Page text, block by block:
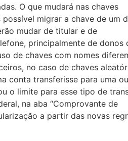
O que mudará nas chaves
migrar a chave de um
mudar de titular e de
principalmente de donos
de chaves com nomes
no caso de chaves
conta transferisse para uma
o limite para esse tipo de
na aba “Comprovante de
a partir das novas